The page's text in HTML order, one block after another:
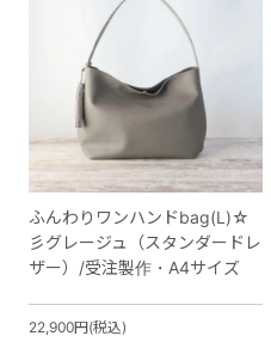
ふんわりワンハンドbag(L)☆
彡グレージュ（スタンダードレ
ザー）/受注製作・A4サイズ
22,900円(税込)